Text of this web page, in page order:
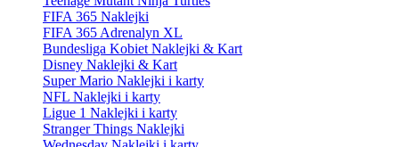
FIFA 365 Naklejki
FIFA 365 Adrenalyn XL
Bundesliga Kobiet Naklejki & Kart
Disney Naklejki & Kart
Super Mario Naklejki i karty
NFL Naklejki i karty
Ligue 1 Naklejki i karty
Stranger Things Naklejki